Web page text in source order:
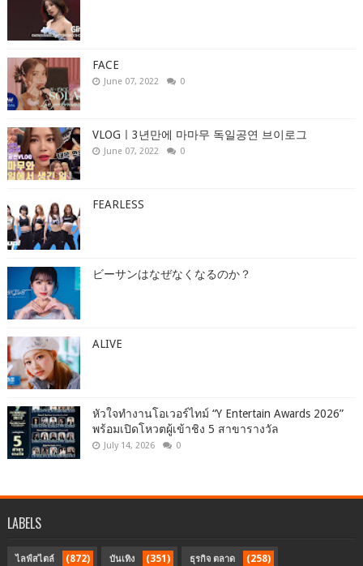
FACE
June 07, 2022 0
VLOGㅣ3년만에 마마무 독일공연 브이로그
June 07, 2022 0
FEARLESS
ビーサンはなぜなくなるのか？
ALIVE
หัวใจทำงานโอเวอร์ไทม์ “Y Entertain Awards 2026”
พร้อมเปิดโหวตผู้เข้าชิง 5 สาขารางวัล
July 14, 2026 0
LABELS
ไลฟ์สไตล์ (872) บันเทิง (351) ธุรกิจ ตลาด (258)